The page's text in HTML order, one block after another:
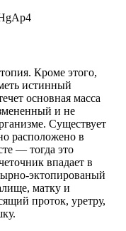
Кроме этого,
истинный
основная масса
и не
Существует
расположено в
— тогда это
впадает в
эктопированый
матку и
проток, уретру,